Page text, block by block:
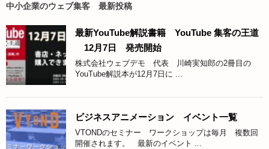
中小企業のウェブ集客 最新投稿
最新YouTube解説書籍 YouTube 集客の王道
12月7日 発売開始
株式会社ウェブデモ 代表 川崎実知郎の2冊目の
YouTube解説本が12月7日に ...
ビジネスアニメーション イベント一覧
VTONDのセミナー ワークショップは毎月 複数回
開催されます。 最新のイベント ...